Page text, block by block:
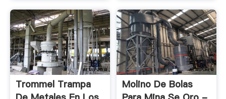
Trommel Trampa
Molino De Bolas